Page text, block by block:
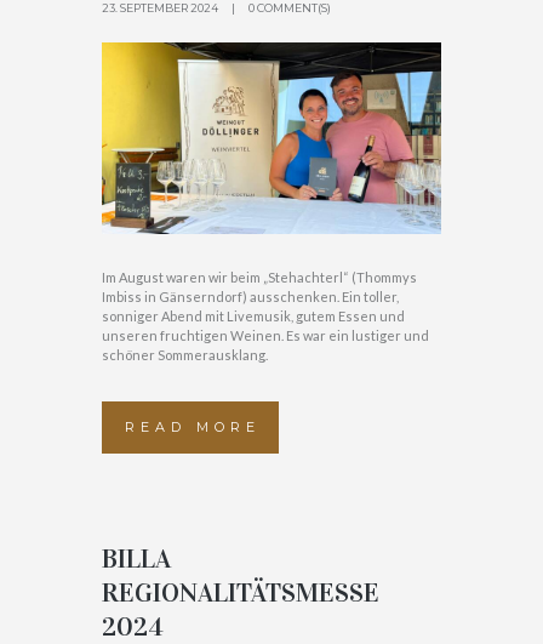
23. SEPTEMBER 2024 0 COMMENT(S)
Im August waren wir beim „Stehachterl“ (Thommys
Imbiss in Gänserndorf) ausschenken. Ein toller,
sonniger Abend mit Livemusik, gutem Essen und
unseren fruchtigen Weinen. Es war ein lustiger und
schöner Sommerausklang.
READ MORE
BILLA
REGIONALITÄTSMESSE
2024